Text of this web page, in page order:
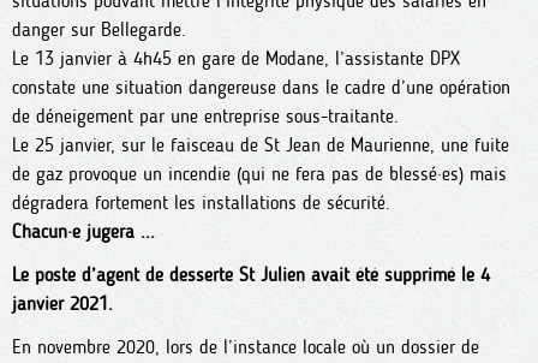
danger sur Bellegarde.
Le 13 janvier à 4h45 en gare de Modane, l’assistante DPX
constate une situation dangereuse dans le cadre d’une opération
de déneigement par une entreprise sous-traitante.
Le 25 janvier, sur le faisceau de St Jean de Maurienne, une fuite
de gaz provoque un incendie (qui ne fera pas de blessé·es) mais
dégradera fortement les installations de sécurité.
Chacun·e jugera ...
Le poste d’agent de desserte St Julien avait été supprimé le 4
janvier 2021.
En novembre 2020, lors de l’instance locale où un dossier de